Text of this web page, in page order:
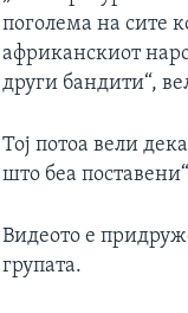
поголема на сите
африканскиот
други бандити“,
Тој потоа вели
што беа
Видеото е
групата.